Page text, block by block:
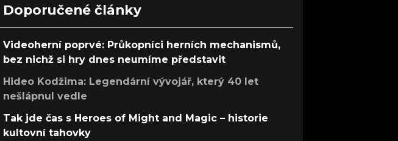
Doporučené články
Videoherní poprvé: Průkopníci herních mechanismů,
bez nichž si hry dnes neumíme představit
Hideo Kodžima: Legendární vývojář, který 40 let
nešlápnul vedle
Tak jde čas s Heroes of Might and Magic – historie
kultovní tahovky